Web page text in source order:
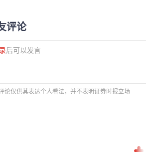
评论
后可以发言
论仅供其表达个人看法，并不表明证券时报立场